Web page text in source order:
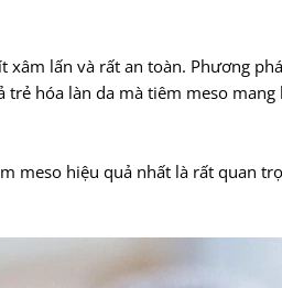
lấn và rất an toàn. Phương
hóa làn da mà tiêm meso
meso hiệu quả nhất là rất quan